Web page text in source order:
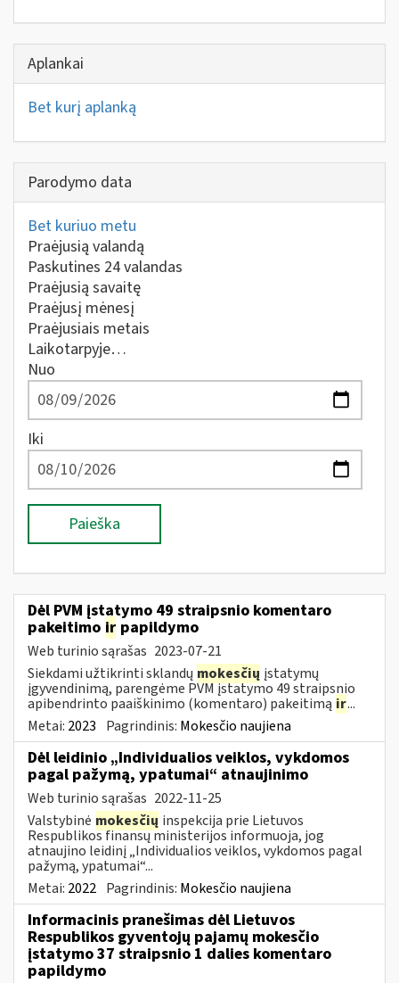
Aplankai
Bet kurį aplanką
Parodymo data
Bet kuriuo metu
Praėjusią valandą
Paskutines 24 valandas
Praėjusią savaitę
Praėjusį mėnesį
Praėjusiais metais
Laikotarpyje…
Nuo
Iki
Paieška
Dėl PVM įstatymo 49 straipsnio komentaro
pakeitimo ir papildymo
Web turinio sąrašas 2023-07-21
Siekdami užtikrinti sklandų mokesčių įstatymų
įgyvendinimą, parengėme PVM įstatymo 49 straipsnio
apibendrinto paaiškinimo (komentaro) pakeitimą ir...
Metai: 2023 Pagrindinis: Mokesčio naujiena
Dėl leidinio „Individualios veiklos, vykdomos
pagal pažymą, ypatumai“ atnaujinimo
Web turinio sąrašas 2022-11-25
Valstybinė mokesčių inspekcija prie Lietuvos
Respublikos finansų ministerijos informuoja, jog
atnaujino leidinį „Individualios veiklos, vykdomos pagal
pažymą, ypatumai“...
Metai: 2022 Pagrindinis: Mokesčio naujiena
Informacinis pranešimas dėl Lietuvos
Respublikos gyventojų pajamų mokesčio
įstatymo 37 straipsnio 1 dalies komentaro
papildymo